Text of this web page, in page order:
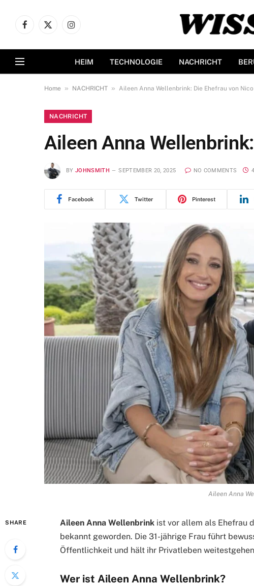
Facebook
X
Instagram
HEIM TECHNOLOGIE NACHRICHT
Home » NACHRICHT » Aileen Anna Wellenbrink: Die Ehefrau von
NACHRICHT
Aileen Anna
BY JOHNSMITH SEPTEMBER 20, 2025 NO COMMENTS
Facebook Twitter Pinterest
Aileen Anna
SHARE Aileen Anna Wellenbrinkist vor allem als Ehefrau
bekannt geworden. Die 31-jährige Frau führt
Öffentlichkeit und hält ihr Privatleben
Wer ist Aileen Anna Wellenbrink?